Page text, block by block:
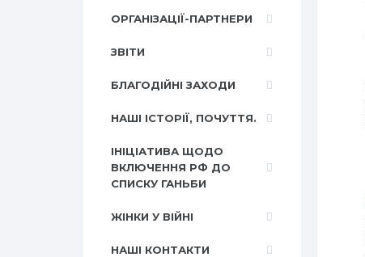
ОРГАНІЗАЦІЇ-ПАРТНЕРИ
ЗВІТИ
БЛАГОДІЙНІ ЗАХОДИ
НАШІ ІСТОРІЇ, ПОЧУТТЯ.
ІНІЦІАТИВА ЩОДО
ВКЛЮЧЕННЯ РФ ДО
СПИСКУ ГАНЬБИ
ЖІНКИ У ВІЙНІ
НАШІ КОНТАКТИ